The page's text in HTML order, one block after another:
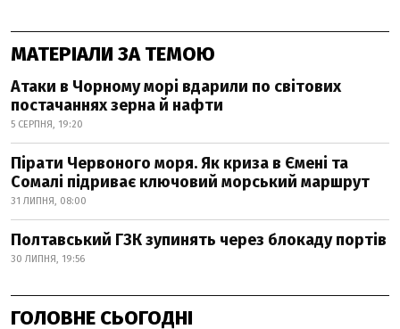
МАТЕРІАЛИ ЗА ТЕМОЮ
Атаки в Чорному морі вдарили по світових
постачаннях зерна й нафти
5 СЕРПНЯ, 19:20
Пірати Червоного моря. Як криза в Ємені та
Сомалі підриває ключовий морський маршрут
31 ЛИПНЯ, 08:00
Полтавський ГЗК зупинять через блокаду портів
30 ЛИПНЯ, 19:56
ГОЛОВНЕ СЬОГОДНІ